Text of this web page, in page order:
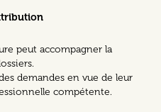
peut accompagner la
demandes en vue de leur
compétente.